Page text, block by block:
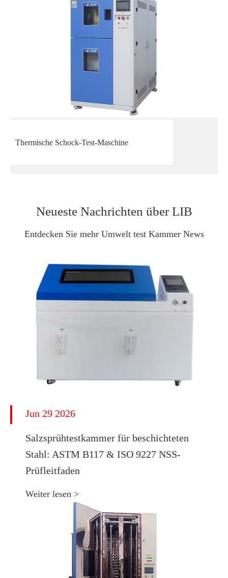
Thermische Schock-Test-Maschine
Neueste Nachrichten über LIB
Entdecken Sie mehr Umwelt test Kammer News
Jun 29 2026
​Salzsprühtestkammer für beschichteten
Stahl: ASTM B117 & ISO 9227 NSS-
Prüfleitfaden
Weiter lesen >